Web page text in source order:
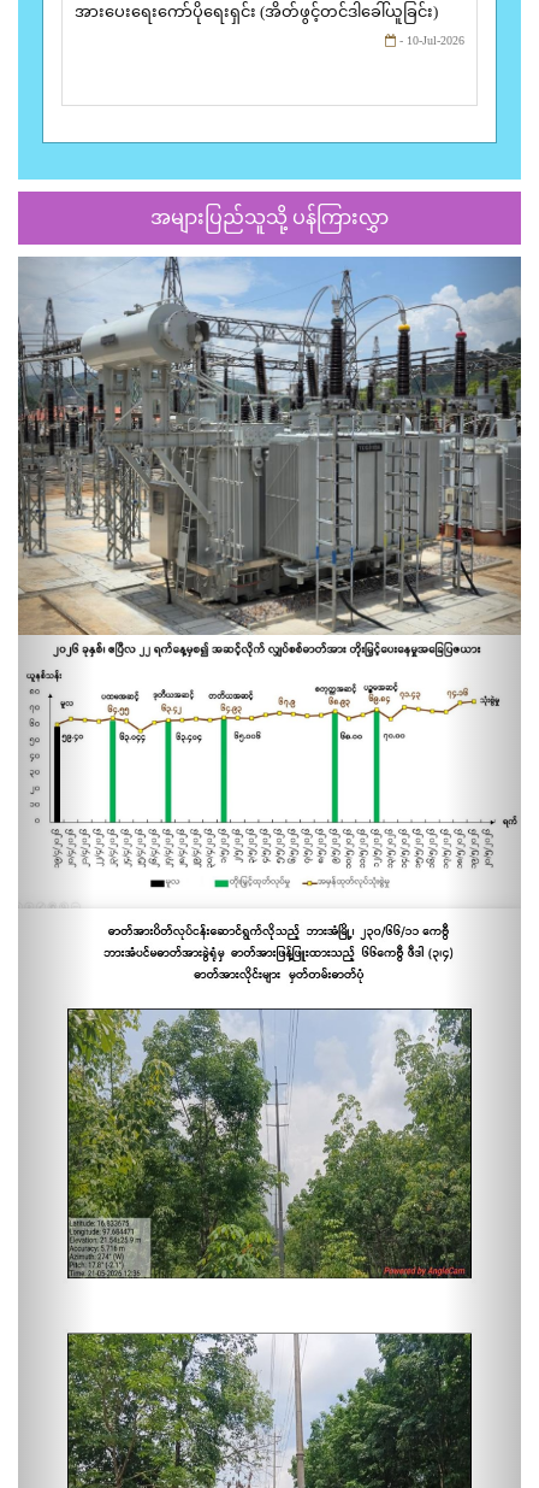
အားပေးရေးကော်ပိုရေးရှင်း (အိတ်ဖွင့်တင်ဒါခေါ်ယူခြင်း)
- 10-Jul-2026
အများပြည်သူသို့ ပန်ကြားလွှာ
Previous